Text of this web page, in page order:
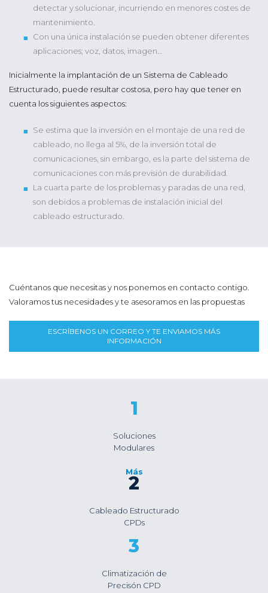
detectar y solucionar, incurriendo en menores costes de
mantenimiento.
Con una única instalación se pueden obtener diferentes
aplicaciones; voz, datos, imagen…
Inicialmente la implantación de un Sistema de Cableado
Estructurado, puede resultar costosa, pero hay que tener en
cuenta los siguientes aspectos:
Se estima que la inversión en el montaje de una red de
cableado, no llega al 5%, de la inversión total de
comunicaciones, sin embargo, es la parte del sistema de
comunicaciones con más previsión de durabilidad.
La cuarta parte de los problemas y paradas de una red,
son debidos a problemas de instalación inicial del
cableado estructurado.
Cuéntanos que necesitas y nos ponemos en contacto contigo.
Valoramos tus necesidades y te asesoramos en las propuestas
ESCRÍBENOS UN CORREO Y TE ENVIAMOS MÁS
INFORMACIÓN
1
Soluciones
Modulares
Más
2
Cableado Estructurado
CPDs
3
Climatización de
Precisón CPD